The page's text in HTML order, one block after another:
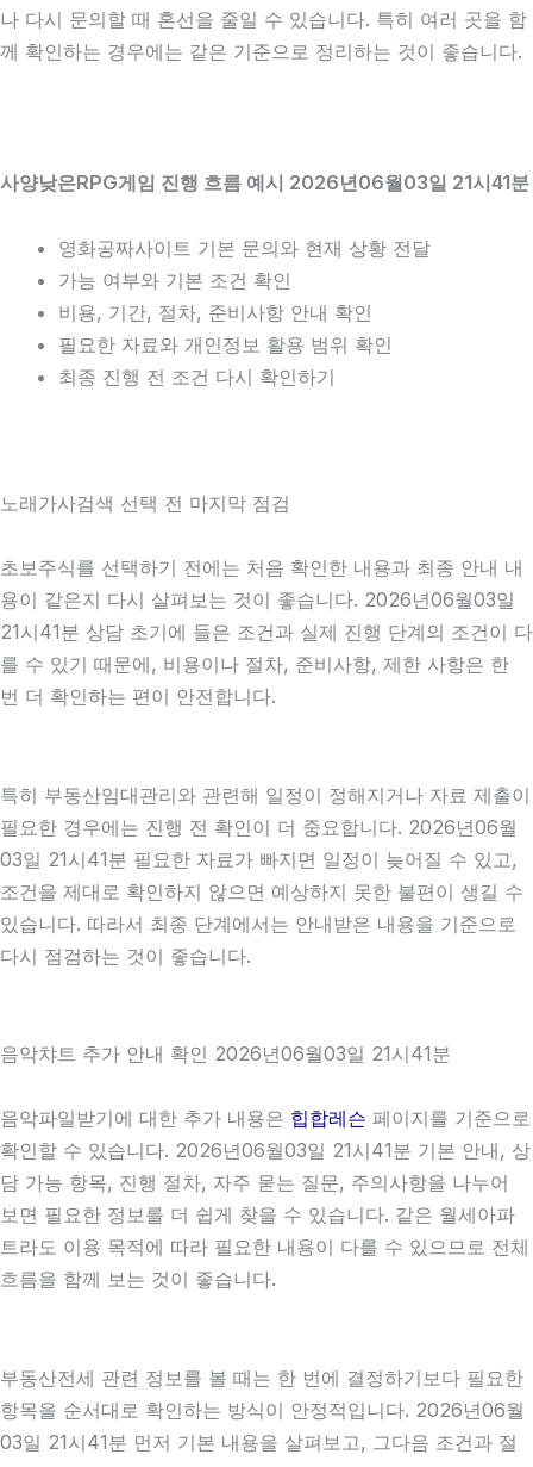
나 다시 문의할 때 혼선을 줄일 수 있습니다. 특히 여러 곳을 함
께 확인하는 경우에는 같은 기준으로 정리하는 것이 좋습니다.
사양낮은RPG게임 진행 흐름 예시 2026년06월03일 21시41분
영화공짜사이트 기본 문의와 현재 상황 전달
가능 여부와 기본 조건 확인
비용, 기간, 절차, 준비사항 안내 확인
필요한 자료와 개인정보 활용 범위 확인
최종 진행 전 조건 다시 확인하기
노래가사검색 선택 전 마지막 점검
초보주식를 선택하기 전에는 처음 확인한 내용과 최종 안내 내
용이 같은지 다시 살펴보는 것이 좋습니다. 2026년06월03일
21시41분 상담 초기에 들은 조건과 실제 진행 단계의 조건이 다
를 수 있기 때문에, 비용이나 절차, 준비사항, 제한 사항은 한
번 더 확인하는 편이 안전합니다.
특히 부동산임대관리와 관련해 일정이 정해지거나 자료 제출이
필요한 경우에는 진행 전 확인이 더 중요합니다. 2026년06월
03일 21시41분 필요한 자료가 빠지면 일정이 늦어질 수 있고,
조건을 제대로 확인하지 않으면 예상하지 못한 불편이 생길 수
있습니다. 따라서 최종 단계에서는 안내받은 내용을 기준으로
다시 점검하는 것이 좋습니다.
음악챠트 추가 안내 확인 2026년06월03일 21시41분
음악파일받기에 대한 추가 내용은 힙합레슨 페이지를 기준으로
확인할 수 있습니다. 2026년06월03일 21시41분 기본 안내, 상
담 가능 항목, 진행 절차, 자주 묻는 질문, 주의사항을 나누어
보면 필요한 정보를 더 쉽게 찾을 수 있습니다. 같은 월세아파
트라도 이용 목적에 따라 필요한 내용이 다를 수 있으므로 전체
흐름을 함께 보는 것이 좋습니다.
부동산전세 관련 정보를 볼 때는 한 번에 결정하기보다 필요한
항목을 순서대로 확인하는 방식이 안정적입니다. 2026년06월
03일 21시41분 먼저 기본 내용을 살펴보고, 그다음 조건과 절